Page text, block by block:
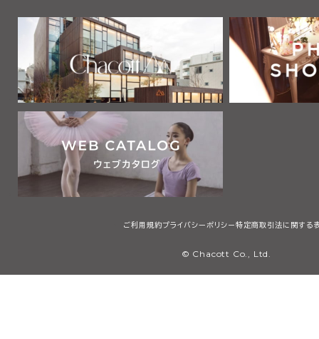
ご利用規約プライバシーポリシー 特定商取引法に関する
© Chacott Co., Ltd.